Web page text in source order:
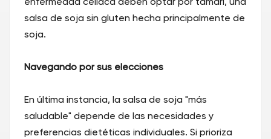
enfermedad celíaca deben optar por tamari, una
salsa de soja sin gluten hecha principalmente de
soja.
Navegando por sus elecciones
En última instancia, la salsa de soja "más
saludable" depende de las necesidades y
preferencias dietéticas individuales. Si prioriza